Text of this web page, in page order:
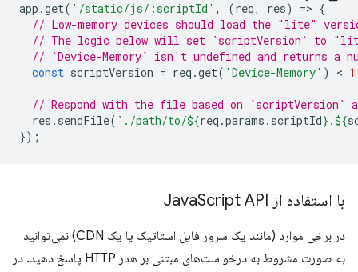
app .get( '/static/js/:scriptId' , (req, res) => {
// Low-memory devices should load the "lite"
// The logic below will set `scriptVersion` to
// `Device-Memory` isn't undefined and returns a
const scriptVersion = req .get( 'Device-Memory' ) < 1
// Respond with the file based on `scriptVersion`
res . sendFile( `./path/to/${req .params . scriptId} .${
});
با استفاده از Java Script API
در برخی موارد (مانند یک سرور فایل استاتیک یا یک CDN) نمی‌توانید
به صورت مشروط به درخواست‌های مبتنی بر هدر HTTP پاسخ دهید. در